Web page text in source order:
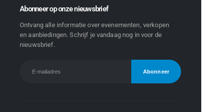
Abonneer op onze nieuwsbrief
Ontvang alle informatie over evenementen, verkopen
en aanbiedingen. Schrijf je vandaag nog in voor de
nieuwsbrief.